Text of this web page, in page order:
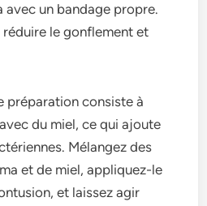
un bandage propre.
le gonflement et
préparation consiste à
du miel, ce qui ajoute
Mélangez des
et de miel, appliquez-le
et laissez agir